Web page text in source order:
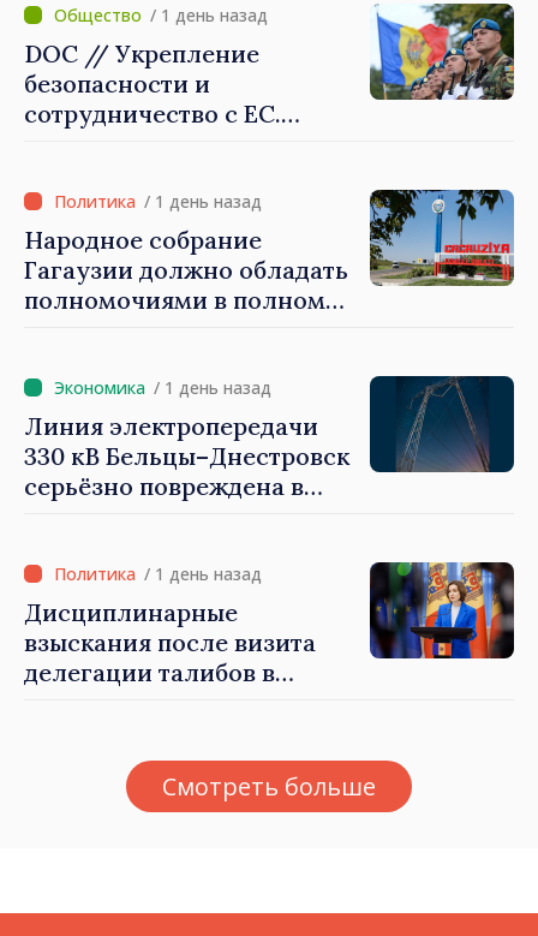
которые будут их
защищать»
/ 1 день назад
DOC // Укрепление
безопасности и
сотрудничество с ЕС.
обороны на 2024–2034 годы
опубликована в Monitorul
Oficial
/ 1 день назад
Народное собрание
Гагаузии должно обладать
полномочиями в полном
быть свободными и
честными»
/ 1 день назад
Линия электропередачи
330 кВ Бельцы–Днестровск
серьёзно повреждена в
/ 1 день назад
Дисциплинарные
взыскания после визита
делегации талибов в
занимающие высокие
должности, не знают
политики государства»
Смотреть больше